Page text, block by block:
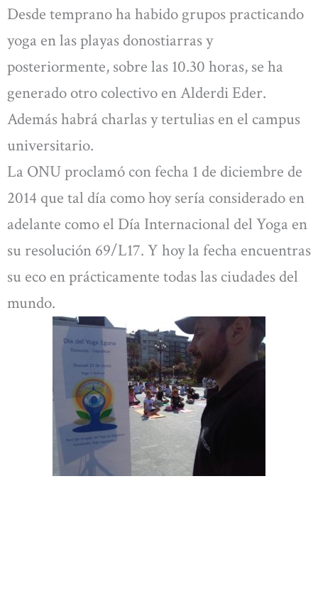
Desde temprano ha habido grupos practicando
yoga en las playas donostiarras y
posteriormente, sobre las 10.30 horas, se ha
generado otro colectivo en Alderdi Eder.
Además habrá charlas y tertulias en el campus
universitario.
La ONU proclamó con fecha 1 de diciembre de
2014 que tal día como hoy sería considerado en
adelante como el Día Internacional del Yoga en
su resolución 69/L17. Y hoy la fecha encuentras
su eco en prácticamente todas las ciudades del
mundo.